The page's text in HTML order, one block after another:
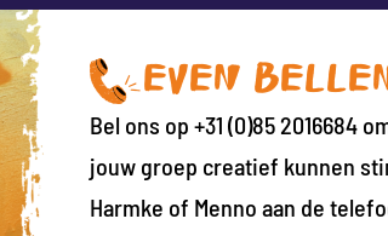
EVEN
Bel ons op +31 (0)85 2016684
jouw groep creatief kunnen
Harmke of Menno aan de